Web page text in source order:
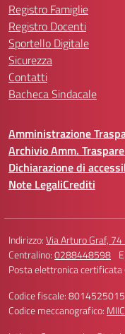
Registro Famiglie
Registro Docenti
Sportello Digitale
Sicurezza
Contatti
Bacheca Sindacale
Amministrazione
Archivio Amm.
Dichiarazione di
Note LegaliCrediti
Indirizzo:Via Arturo Graf,
Centralino:0288448598
Posta elettronica certificata
Codice fiscale:
Codice meccanografico: